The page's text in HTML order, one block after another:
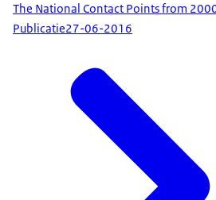
The National Contact Points from
Publicatie27-06-2016